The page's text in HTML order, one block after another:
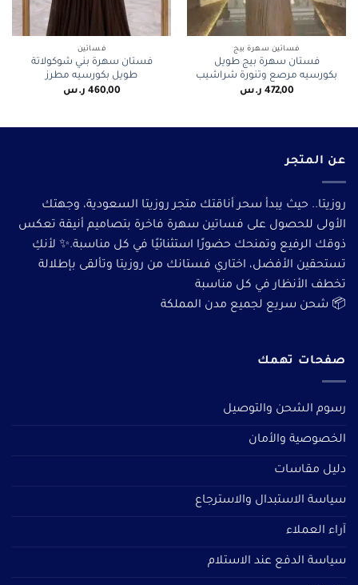
فساتين سهرة بيج
فستان سهرة بيج طويل
بكورسيه مرصع وتنورة شراشيب
472,00 ر.س
فساتين
فستان سهرة بني شوكولاتة
طويل بكورسيه مطرز
460,00 ر.س
عن المتجر
روزيتا.. حيث يبدأ سحر أناقتك متجر روزيتا السعودية، وجهتك
الأولى للحصول على فساتين سهرة فاخرة بتصاميم أنيقة تعكس
ذوقك الرفيع وتمنحك حضورًا استثنائيًا في كل مناسبة.✨ لأنكِ
تستحقين الأفضل، اختاري فستانك من روزيتا وتألقى بإطلالة
تخطف الأنظار في كل مناسبة
📦 شحن سريع لجميع مدن المملكة
صفحات تهمك
رسوم الشحن والتوصيل
الخصوصية والأمان
دليل مقاسات
سياسة الاستبدال والاسترجاع
آراء العملاء
سياسة الدفع عند الاستلام